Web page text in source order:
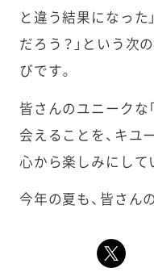
と違う結果になった
だろう？」という次
びです。
皆さんのユニークな
会えることを、キユ
心から楽しみにして
今年の夏も、皆さん